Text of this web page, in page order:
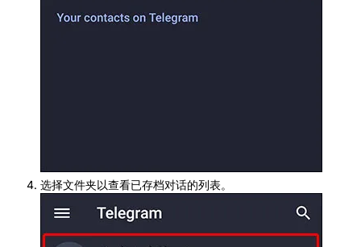
选择文件夹以查看已存档对话的列表。